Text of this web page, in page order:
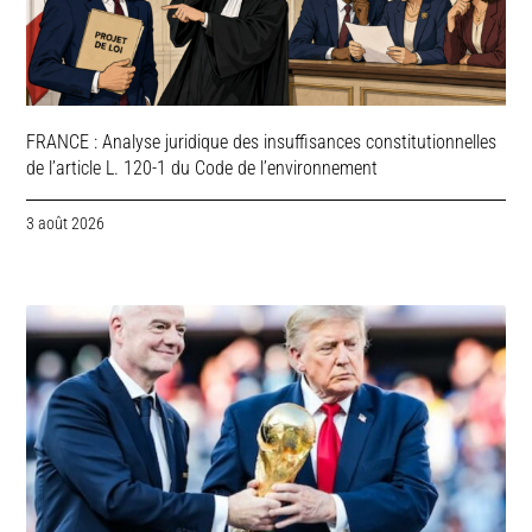
FRANCE : Analyse juridique des insuffisances constitutionnelles
de l’article L. 120-1 du Code de l’environnement
3 août 2026